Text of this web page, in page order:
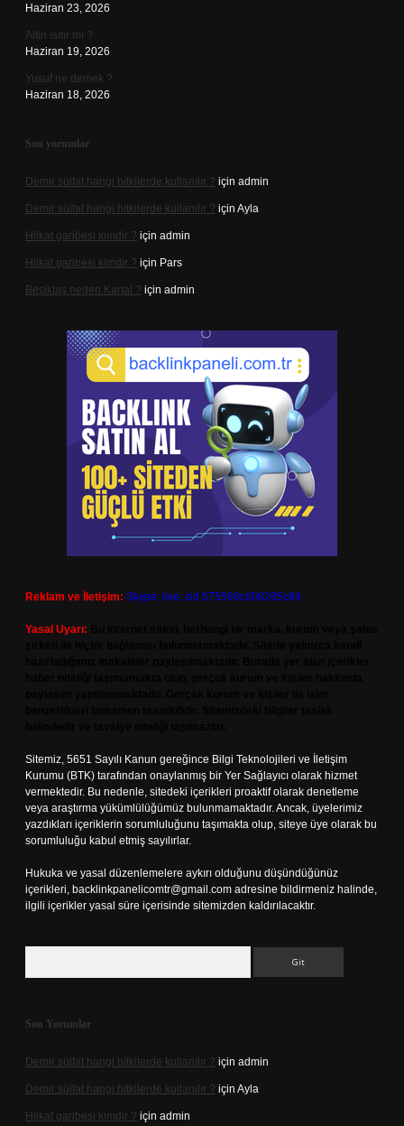
Haziran 23, 2026
Altın ısıtır mı ?
Haziran 19, 2026
Yusuf ne demek ?
Haziran 18, 2026
Son yorumlar
Demir sülfat hangi bitkilerde kullanılır ? için admin
Demir sülfat hangi bitkilerde kullanılır ? için Ayla
Hilkat garibesi kimdir ? için admin
Hilkat garibesi kimdir ? için Pars
Beşiktaş neden Kartal ? için admin
Reklam ve İletişim: Skype: live:.cid.575569c608265c69
Yasal Uyarı:
Sitemiz, 5651 Sayılı Kanun gereğince Bilgi Teknolojileri ve İletişim
Kurumu (BTK) tarafından onaylanmış bir Yer Sağlayıcı olarak hizmet
vermektedir. Bu nedenle, sitedeki içerikleri proaktif olarak denetleme
veya araştırma yükümlülüğümüz bulunmamaktadır. Ancak, üyelerimiz
yazdıkları içeriklerin sorumluluğunu taşımakta olup, siteye üye olarak bu
sorumluluğu kabul etmiş sayılırlar.
Hukuka ve yasal düzenlemelere aykırı olduğunu düşündüğünüz
içerikleri, backlinkpanelicomtr@gmail.com adresine bildirmeniz halinde,
ilgili içerikler yasal süre içerisinde sitemizden kaldırılacaktır.
Son Yorumlar
Demir sülfat hangi bitkilerde kullanılır ? için admin
Demir sülfat hangi bitkilerde kullanılır ? için Ayla
Hilkat garibesi kimdir ? için admin